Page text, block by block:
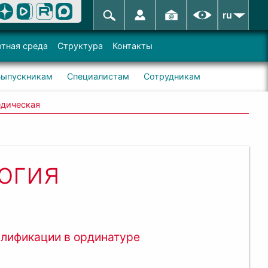
ru
среда Структура Контакты
Специалистам Сотрудникам
в ординатуре